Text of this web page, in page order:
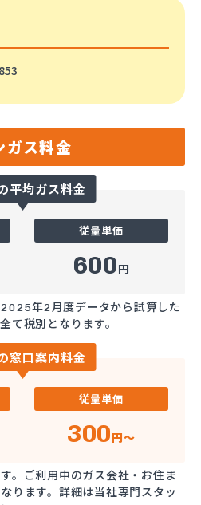
ガス料金
平均ガス料金
従量単価
600円
年2月度データから試算した
て税別となります。
窓口案内料金
従量単価
300円～
。ご利用中のガス会社・お住ま
ります。詳細は当社専門スタッ